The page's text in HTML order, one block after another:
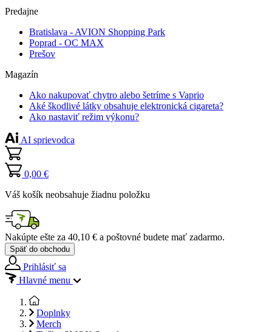
Predajne
Bratislava - AVION Shopping Park
Poprad - OC MAX
Prešov
Magazín
Ako nakupovať chytro alebo šetríme s Vaprio
Aké škodlivé látky obsahuje elektronická cigareta?
Ako nastaviť režim výkonu?
AI sprievodca
0,00 €
Váš košík neobsahuje žiadnu položku
Nakúpte ešte za 40,10 € a poštovné budete mať zadarmo.
Späť do obchodu
Prihlásiť sa
Hlavné menu
Doplnky
Merch